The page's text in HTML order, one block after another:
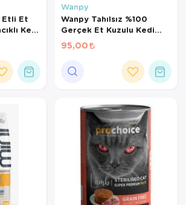
Etli Et
Kedi
Wanpy
Wanpy Tahılsız %100
Gerçek Et Kuzulu Kedi
Konserve 375Gr
95,00